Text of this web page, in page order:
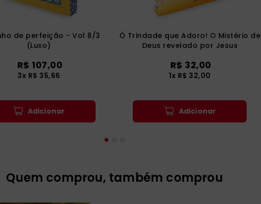
de perfeição - Vol 8/3
(Luxo)
R$ 107,00
3x R$ 35,66
Adicionar
Ó Trindade que Adoro! O Mistério de
Deus revelado por Jesus
R$ 32,00
1x R$ 32,00
Adicionar
Quem comprou, também comprou